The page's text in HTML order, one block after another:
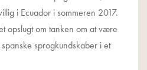
i Ecuador i sommeren 2017.
opslugt om tanken om at være
sprogkundskaber i et